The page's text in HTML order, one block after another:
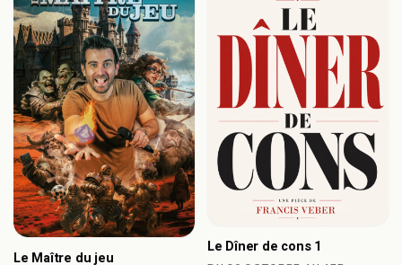
Le Maître du jeu
Le Dîner de cons 1